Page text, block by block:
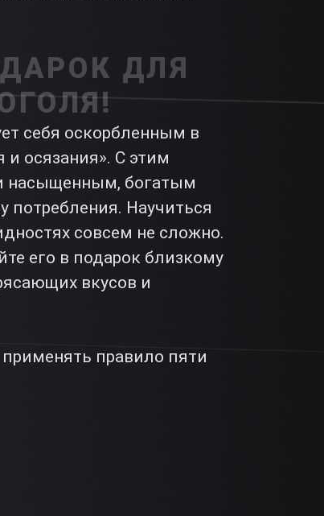
ДЛЯ
себя оскорбленным в
и осязания». С этим
насыщенным, богатым
потребления. Научиться
совсем не сложно.
его в подарок близкому
вкусов и
правило пяти